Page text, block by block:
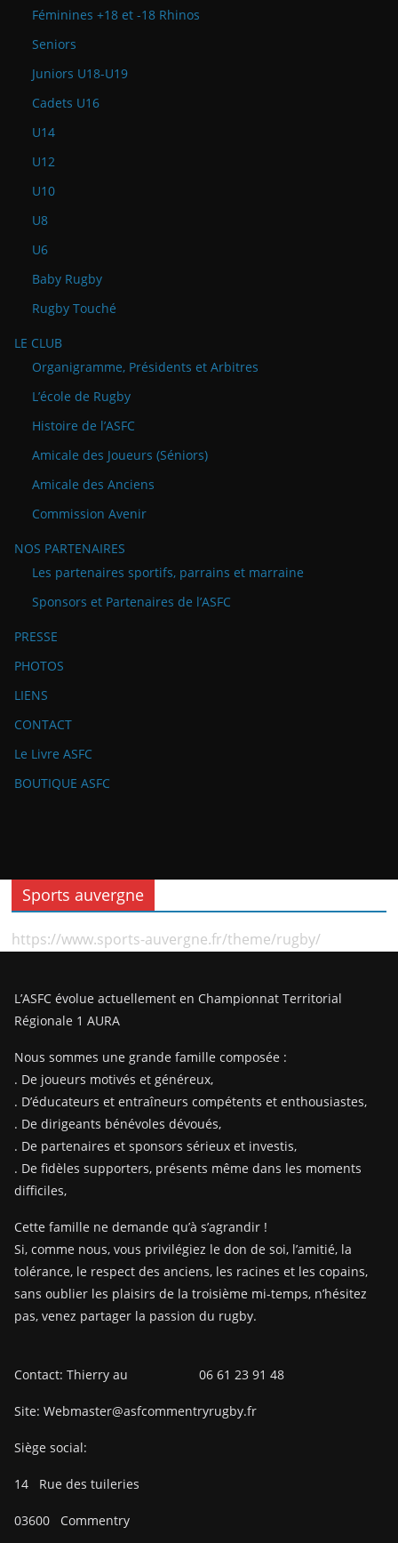
Féminines +18 et -18 Rhinos
Seniors
Juniors U18-U19
Cadets U16
U14
U12
U10
U8
U6
Baby Rugby
Rugby Touché
LE CLUB
Organigramme, Présidents et Arbitres
L’école de Rugby
Histoire de l’ASFC
Amicale des Joueurs (Séniors)
Amicale des Anciens
Commission Avenir
NOS PARTENAIRES
Les partenaires sportifs, parrains et marraine
Sponsors et Partenaires de l’ASFC
PRESSE
PHOTOS
LIENS
CONTACT
Le Livre ASFC
BOUTIQUE ASFC
Sports auvergne
https://www.sports-auvergne.fr/theme/rugby/
L’ASFC évolue actuellement en Championnat Territorial
Régionale 1 AURA
Nous sommes une grande famille composée :
. De joueurs motivés et généreux,
. D’éducateurs et entraîneurs compétents et enthousiastes,
. De dirigeants bénévoles dévoués,
. De partenaires et sponsors sérieux et investis,
. De fidèles supporters, présents même dans les moments
difficiles,
Cette famille ne demande qu’à s’agrandir !
Si, comme nous, vous privilégiez le don de soi, l’amitié, la
tolérance, le respect des anciens, les racines et les copains,
sans oublier les plaisirs de la troisième mi-temps, n’hésitez
pas, venez partager la passion du rugby.
Contact: Thierry au 06 61 23 91 48
Site: Webmaster@asfcommentryrugby.fr
Siège social:
14 Rue des tuileries
03600 Commentry